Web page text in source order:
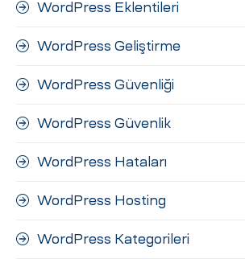
WordPress Eklentileri
WordPress Geliştirme
WordPress Güvenliği
WordPress Güvenlik
WordPress Hataları
WordPress Hosting
WordPress Kategorileri